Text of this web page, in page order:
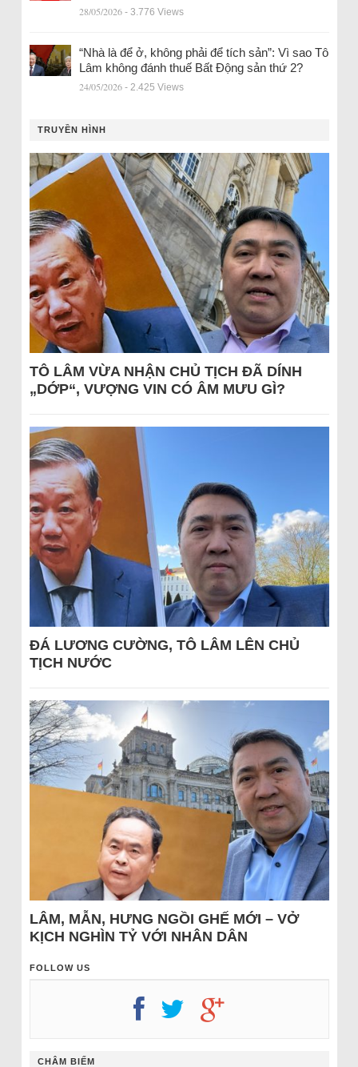
28/05/2026 - 3.776 Views
“Nhà là để ở, không phải để tích sản”: Vì sao Tô
Lâm không đánh thuế Bất Động sản thứ 2?
24/05/2026 - 2.425 Views
TRUYỀN HÌNH
TÔ LÂM VỪA NHẬN CHỦ TỊCH ĐÃ DÍNH
„DỚP“, VƯỢNG VIN CÓ ÂM MƯU GÌ?
ĐÁ LƯƠNG CƯỜNG, TÔ LÂM LÊN CHỦ
TỊCH NƯỚC
LÂM, MẪN, HƯNG NGỒI GHẾ MỚI – VỞ
KỊCH NGHÌN TỶ VỚI NHÂN DÂN
FOLLOW US
CHÂM BIẾM